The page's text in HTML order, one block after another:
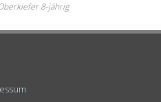
8-jährig